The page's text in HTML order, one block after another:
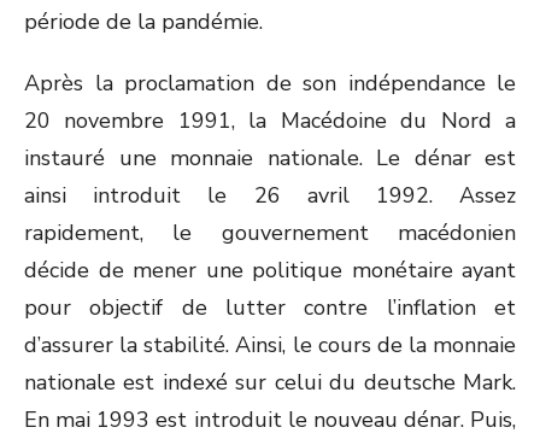
période de la pandémie.
Après la proclamation de son indépendance le
20 novembre 1991, la Macédoine du Nord a
instauré une monnaie nationale. Le dénar est
ainsi introduit le 26 avril 1992. Assez
rapidement, le gouvernement macédonien
décide de mener une politique monétaire ayant
pour objectif de lutter contre l’inflation et
d’assurer la stabilité. Ainsi, le cours de la monnaie
nationale est indexé sur celui du deutsche Mark.
En mai 1993 est introduit le nouveau dénar. Puis,